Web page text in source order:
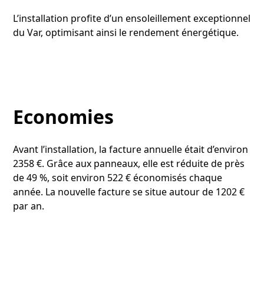
L’installation profite d’un ensoleillement exceptionnel
du Var, optimisant ainsi le rendement énergétique.
Economies
Avant l’installation, la facture annuelle était d’environ
2358 €. Grâce aux panneaux, elle est réduite de près
de 49 %, soit environ 522 € économisés chaque
année. La nouvelle facture se situe autour de 1202 €
par an.